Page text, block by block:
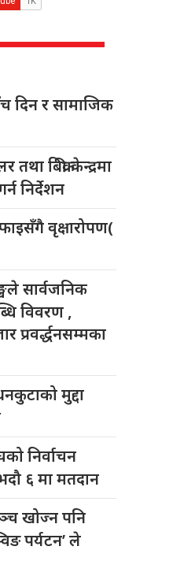
दिन र सामाजिक
बिक्री केन्द्रमा
निर्देशन
वृक्षारोपण(
सार्वजनिक
विवरण ,
प्रवर्द्धनसम्मका
मुद्दा
निर्वाचन
६ मा मतदान
खोज्न पनि
पर्यटन’ ले